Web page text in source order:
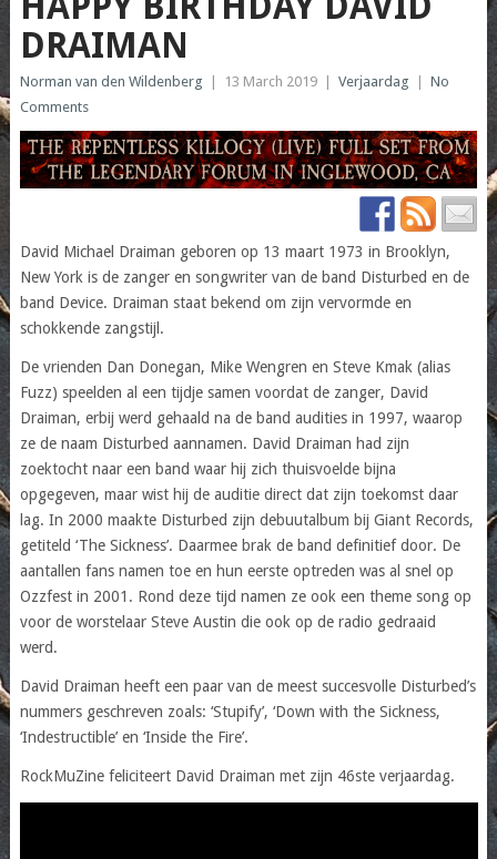
DRAIMAN
Norman van den Wildenberg 13 March 2019 Verjaardag
No
Comments
David Michael Draiman geboren op 13 maart 1973 in Brooklyn,
New York is de zanger en songwriter van de band Disturbed en de
band Device. Draiman staat bekend om zijn vervormde en
schokkende zangstijl.
De vrienden Dan Donegan, Mike Wengren en Steve Kmak (alias
Fuzz) speelden al een tijdje samen voordat de zanger, David
Draiman, erbij werd gehaald na de band audities in 1997, waarop
ze de naam Disturbed aannamen. David Draiman had zijn
zoektocht naar een band waar hij zich thuisvoelde bijna
opgegeven, maar wist hij de auditie direct dat zijn toekomst daar
lag. In 2000 maakte Disturbed zijn debuutalbum bij Giant Records,
getiteld ‘The Sickness’. Daarmee brak de band definitief door. De
aantallen fans namen toe en hun eerste optreden was al snel op
Ozzfest in 2001. Rond deze tijd namen ze ook een theme song op
voor de worstelaar Steve Austin die ook op de radio gedraaid
werd.
David Draiman heeft een paar van de meest succesvolle Disturbed’s
nummers geschreven zoals: ‘Stupify’, ‘Down with the Sickness,
‘Indestructible’ en ‘Inside the Fire’.
RockMuZine feliciteert David Draiman met zijn 46ste verjaardag.